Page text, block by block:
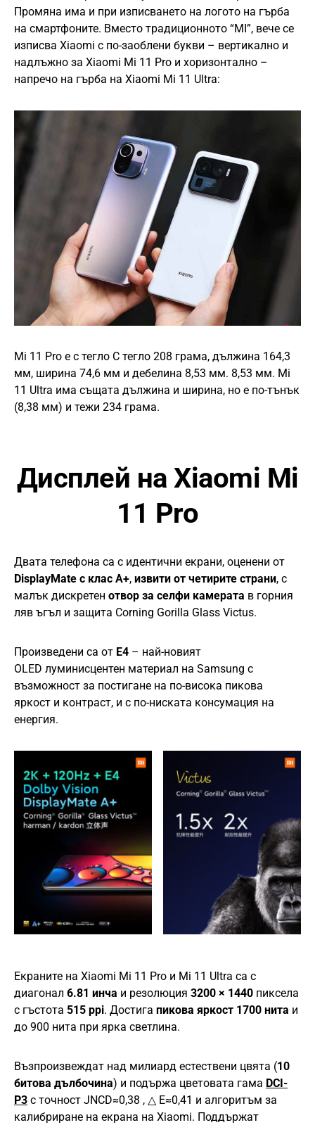
Промяна има и при изписването на логото на гърба
на смартфоните. Вместо традиционното “MI”, вече се
изписва Xiaomi с по-заоблени букви – вертикално и
надлъжно за Xiaomi Mi 11 Pro и хоризонтално –
напречо на гърба на Xiaomi Mi 11 Ultra:
Mi 11 Pro е с тегло С тегло 208 грама, дължина 164,3
мм, ширина 74,6 мм и дебелина 8,53 мм. 8,53 мм. Mi
11 Ultra има същата дължина и ширина, но е по-тънък
(8,38 мм) и тежи 234 грама.
Дисплей на Xiaomi Mi
11 Pro
Двата телефона са с идентични екрани, оценени от
DisplayMate с клас А+, извити от четирите страни, с
малък дискретен отвор за селфи камерата в горния
ляв ъгъл и защита Corning Gorilla Glass Victus.
Произведени са от E4 – най-новият
OLED луминисцентен материал на Samsung с
възможност за постигане на по-висока пикова
яркост и контраст, и с по-ниската консумация на
енергия.
Екраните на Xiaomi Mi 11 Pro и Mi 11 Ultra са с
диагонал 6.81 инча и резолюция 3200 × 1440 пиксела
с гъстота 515 ppi. Достига пикова яркост 1700 нита и
до 900 нита при ярка светлина.
Възпроизвеждат над милиард естествени цвята (10
битова дълбочина) и подържа цветовата гама DCI-
P3 с точност JNCD≈0,38 , △ E≈0,41 и алгоритъм за
калибриране на екрана на Xiaomi. Поддържат